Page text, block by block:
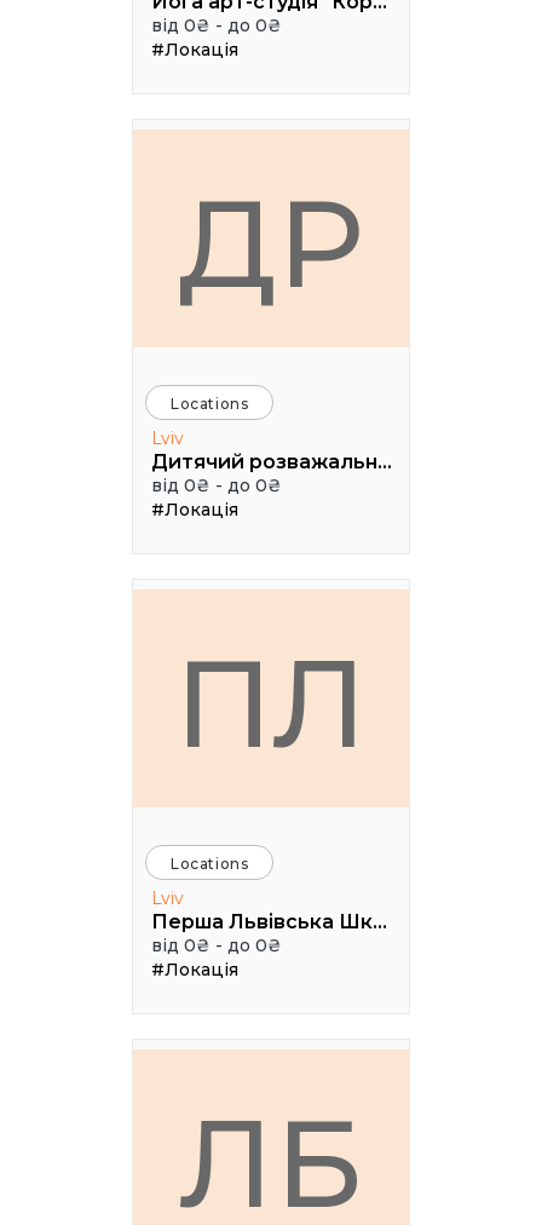
від 0₴ - до 0₴
#Локація
ДР
Locations
Lviv
Дитячий розважально-пізнавальний клуб «Лис Микита»
від 0₴ - до 0₴
#Локація
ПЛ
Locations
Lviv
Перша Львівська Школа ІТ Продаж
від 0₴ - до 0₴
#Локація
ЛБ